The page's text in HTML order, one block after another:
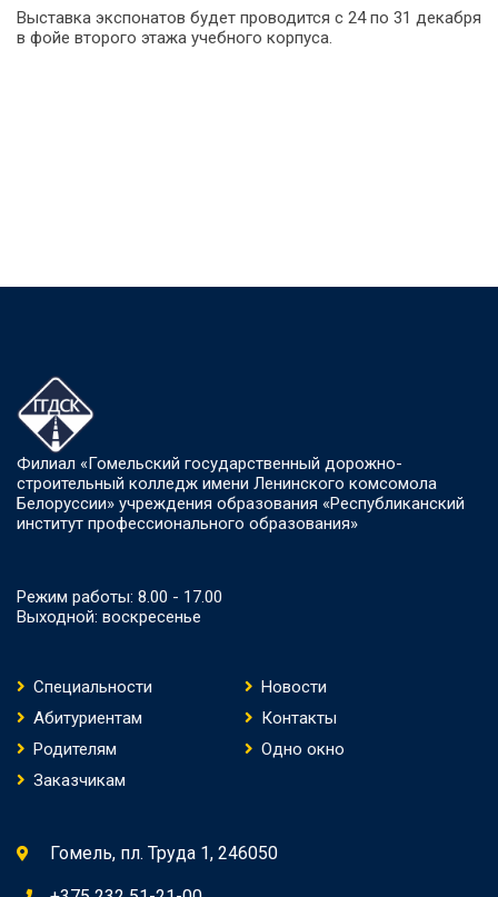
Выставка экспонатов будет проводится с 24 по 31 декабря
в фойе второго этажа учебного корпуса.
Филиал «Гомельский государственный дорожно-
строительный колледж имени Ленинского комсомола
Белоруссии» учреждения образования «Республиканский
институт профессионального образования»
Режим работы: 8.00 - 17.00
Выходной: воскресенье
Специальности
Новости
Абитуриентам
Контакты
Родителям
Одно окно
Заказчикам
Гомель, пл. Труда 1, 246050